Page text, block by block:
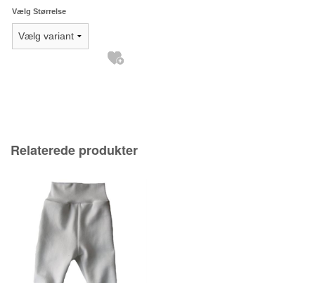
Vælg Størrelse
Relaterede produkter